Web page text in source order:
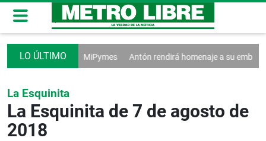
afectan a las MiPymes Antón rendirá homenaje a su
La Esquinita
La Esquinita de 7 de agosto de
2018